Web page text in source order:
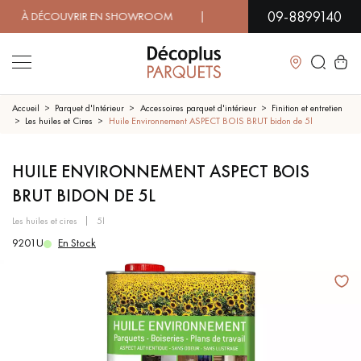
EN SHOWROOM | DISPONIBILITÉ IMMÉDIATE
09-8899140
Fermer
PARQUET MASSIF
SOL PLAQUÉ BOIS VERITABLES
PARQUET EN BOIS EXOTIQUE PARQUET VERNIS
PARQUET HUILÉ PARQUET EN BOIS BRUT
Accueil Parquet d'Intérieur Accessoires parquet d'intérieur
Finition et entretien
Les huiles et Cires
Huile Environnement ASPECT BOIS BRUT bidon de 5l
HUILE ENVIRONNEMENT ASPECT BOIS
BRUT BIDON DE 5L
les huiles et cires 5l
9201U En Stock